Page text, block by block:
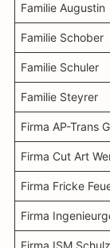
Familie Augustin
Familie Schober
Familie Schuler
Familie Steyrer
Firma AP-Trans
Firma Cut Art
Firma Fricke
Firma
Firma ISM